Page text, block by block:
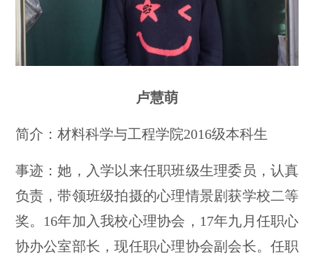
卢慧萌
简介：材料科学与工程学院2016级本科生
事迹：她，入学以来任职班级生理委员，认真
负责，带领班级拍摄的心理情景剧获学校二等
奖。16年加入我校心理协会，17年九月任职心
协办公室部长，现任职心理协会副会长。任职